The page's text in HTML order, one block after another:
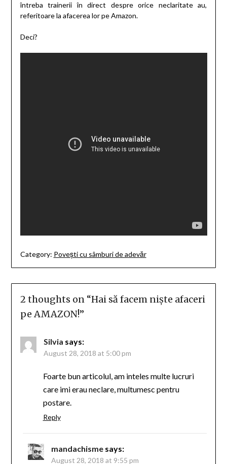
întreba trainerii în direct despre orice neclaritate au,
referitoare la afacerea lor pe Amazon.
Deci?
Category: Povești cu sâmburi de adevăr
2 thoughts on “Hai să facem niște afaceri
pe AMAZON!”
Silvia says:
August 28, 2018 at 5:00 pm
Foarte bun articolul, am inteles multe lucruri
care imi erau neclare, multumesc pentru
postare.
Reply
mandachisme says:
August 28, 2018 at 9:55 pm